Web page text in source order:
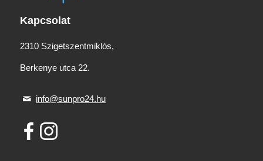
Kapcsolat
2310 Szigetszentmiklós,
Berkenye utca 22.
info@sunpro24.hu